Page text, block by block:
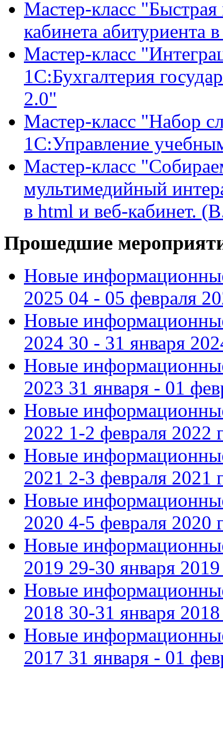
Мастер-класс "Быстрая
кабинета
Мастер-класс
1С:Бухгалтерия
2.0"
Мастер-класс "Набор
1С:Управление
Мастер-класс
мультимедийный
в html и веб-кабинет.
Прошедшие
Новые
2025 04 - 05 февраля
Новые
2024 30 - 31 января
Новые
2023 31 января - 01
Новые
2022 1-2 февраля 2022
Новые
2021 2-3 февраля 2021
Новые
2020 4-5 февраля 2020
Новые
2019 29-30 января 2019
Новые
2018 30-31 января 2018
Новые
2017 31 января - 01